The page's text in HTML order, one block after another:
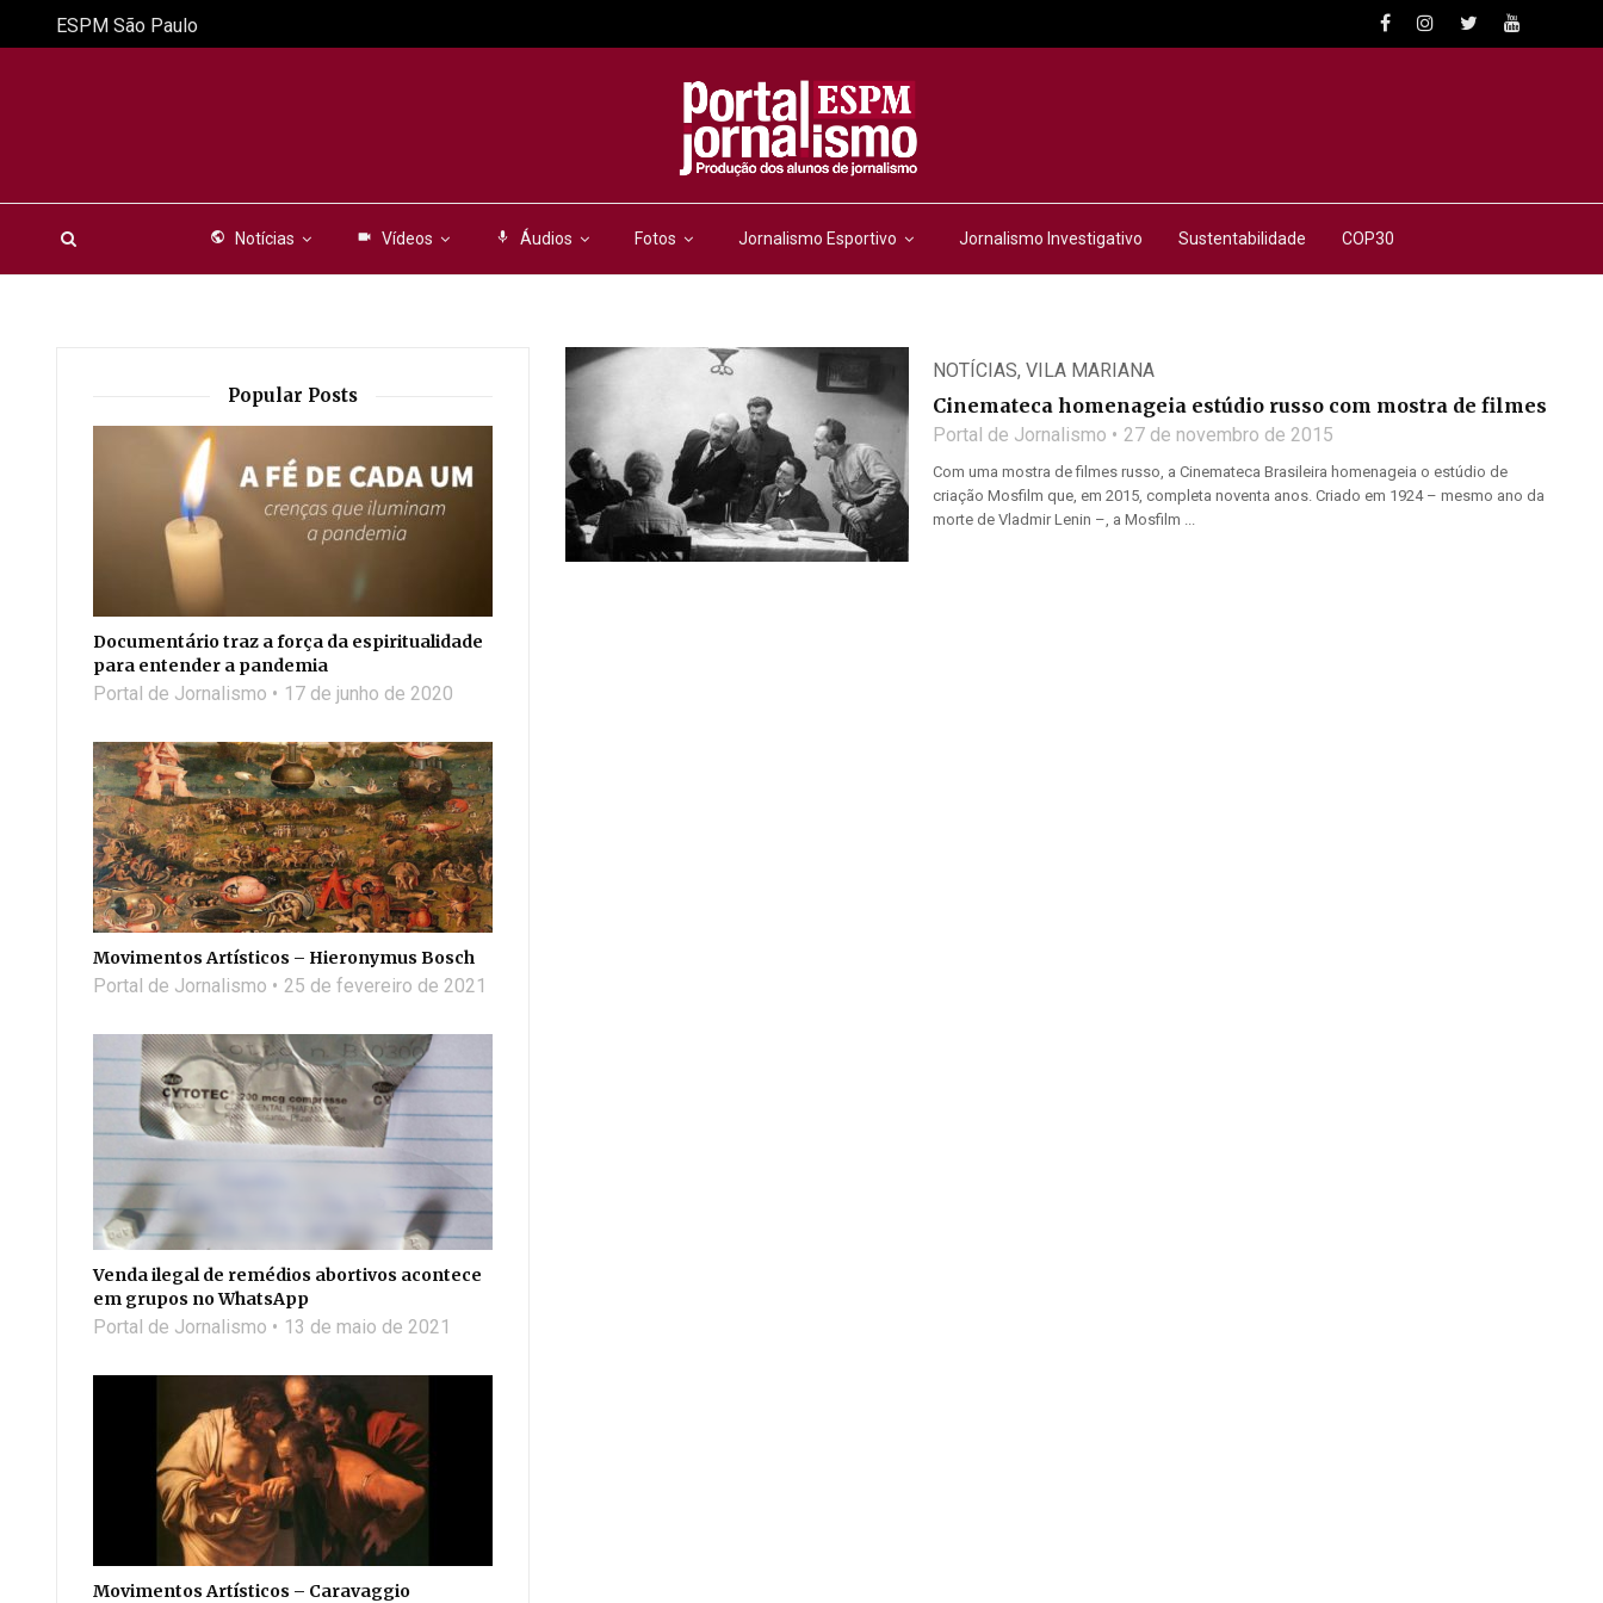
public Notícias videocam Vídeos mic Áudios Fotos Jornalismo Esportivo Jornalismo Investigativo Sustentabilidade COP30
ESPM São Paulo
NOTÍCIAS, VILA MARIANA
Cinemateca homenageia estúdio russo com mostra de filmes
Portal de Jornalismo 27 de novembro de 2015
Com uma mostra de filmes russo, a Cinemateca Brasileira homenageia o estúdio de
criação Mosfilm que, em 2015, completa noventa anos. Criado em 1924 – mesmo ano da
morte de Vladmir Lenin –, a Mosfilm ...
Popular Posts
Documentário traz a força da espiritualidade
para entender a pandemia
Portal de Jornalismo 17 de junho de 2020
Movimentos Artísticos – Hieronymus Bosch
Portal de Jornalismo 25 de fevereiro de 2021
Venda ilegal de remédios abortivos acontece
em grupos no WhatsApp
Portal de Jornalismo 13 de maio de 2021
Movimentos Artísticos – Caravaggio